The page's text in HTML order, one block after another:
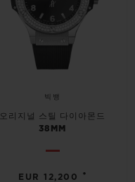
빅뱅
오리지널 스틸 다이아몬드
38MM
EUR 12,200 •